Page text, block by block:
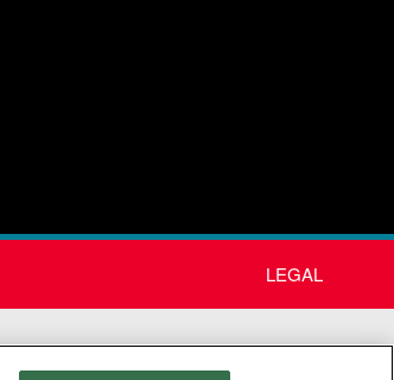
LEGAL